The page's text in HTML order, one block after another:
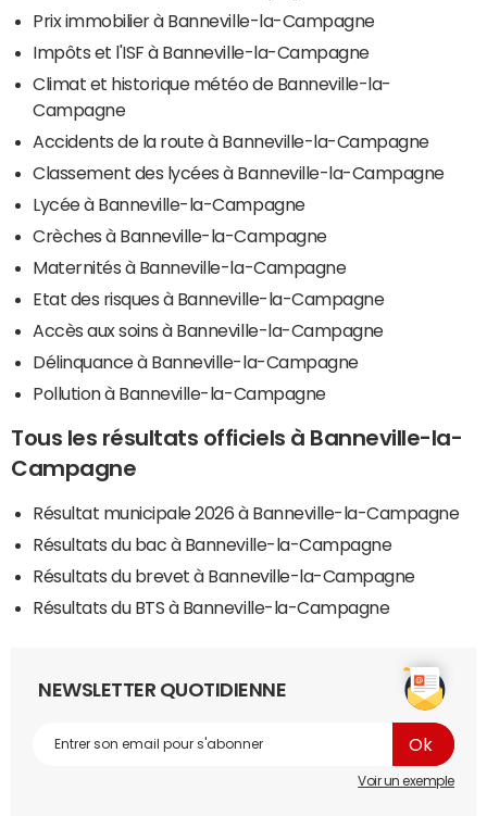
Prix immobilier à Banneville-la-Campagne
Impôts et l'ISF à Banneville-la-Campagne
Climat et historique météo de Banneville-la-
Campagne
Accidents de la route à Banneville-la-Campagne
Classement des lycées à Banneville-la-Campagne
Lycée à Banneville-la-Campagne
Crèches à Banneville-la-Campagne
Maternités à Banneville-la-Campagne
Etat des risques à Banneville-la-Campagne
Accès aux soins à Banneville-la-Campagne
Délinquance à Banneville-la-Campagne
Pollution à Banneville-la-Campagne
Tous les résultats officiels à Banneville-la-
Campagne
Résultat municipale 2026 à Banneville-la-Campagne
Résultats du bac à Banneville-la-Campagne
Résultats du brevet à Banneville-la-Campagne
Résultats du BTS à Banneville-la-Campagne
NEWSLETTER QUOTIDIENNE
Voir un exemple